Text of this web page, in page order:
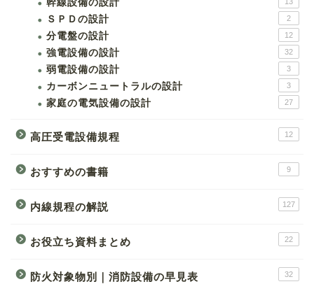
幹線設備の設計
ＳＰＤの設計 2
分電盤の設計 12
強電設備の設計 32
弱電設備の設計 3
カーボンニュートラルの設計 3
家庭の電気設備の設計 27
高圧受電設備規程 12
おすすめの書籍 9
内線規程の解説 127
お役立ち資料まとめ 22
防火対象物別｜消防設備の早見表 32